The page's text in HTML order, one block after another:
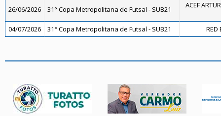
26/06/2026 31° Copa Metropolitana de Futsal - SUB21 ACEF
04/07/2026 31° Copa Metropolitana de Futsal - SUB21 RED